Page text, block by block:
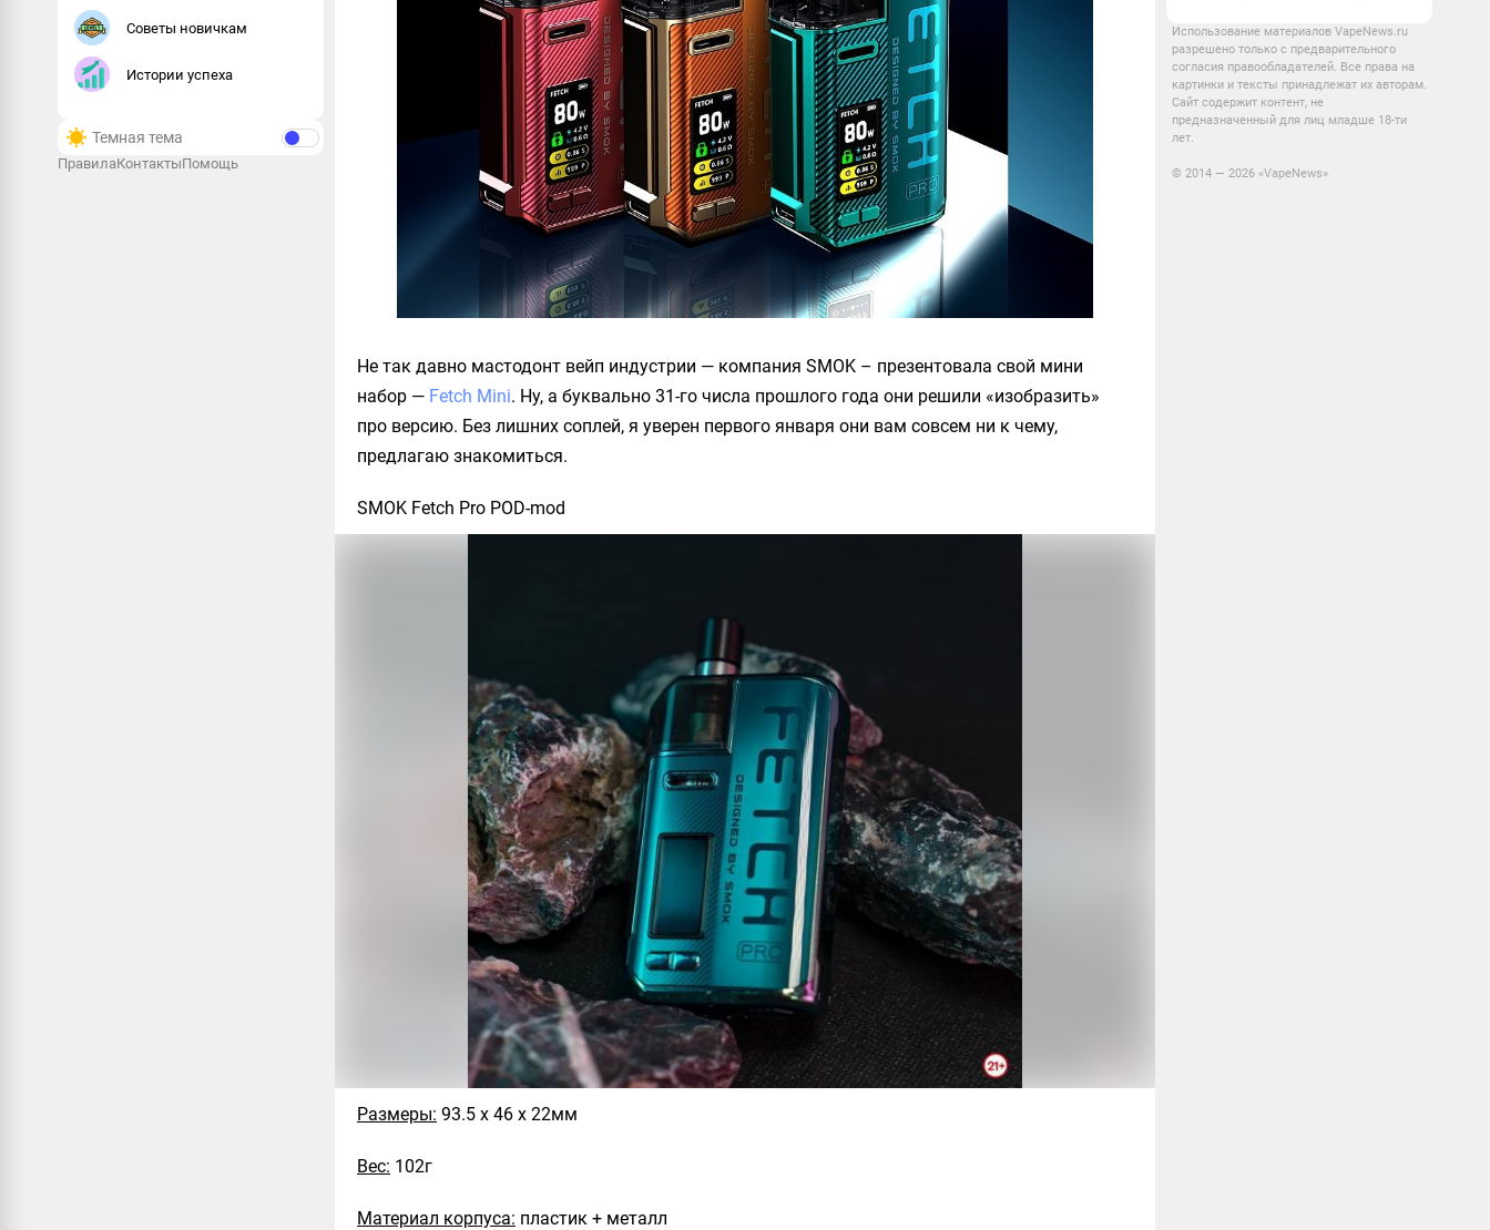
Советы новичкам
Истории успеха
Темная тема
ПравилаКонтактыПомощь
Не так давно мастодонт вейп индустрии — компания SMOK – презентовала свой мини
набор — Fetch Mini. Ну, а буквально 31-го числа прошлого года они решили «изобразить»
про версию. Без лишних соплей, я уверен первого января они вам совсем ни к чему,
предлагаю знакомиться.
SMOK Fetch Pro POD-mod
Размеры: 93.5 х 46 х 22мм
Вес: 102г
Материал корпуса: пластик + металл
Использование материалов VapeNews.ru
разрешено только с предварительного
согласия правообладателей. Все права на
картинки и тексты принадлежат их авторам.
Сайт содержит контент, не
предназначенный для лиц младше 18-ти
лет.
© 2014 — 2026 «VapeNews»